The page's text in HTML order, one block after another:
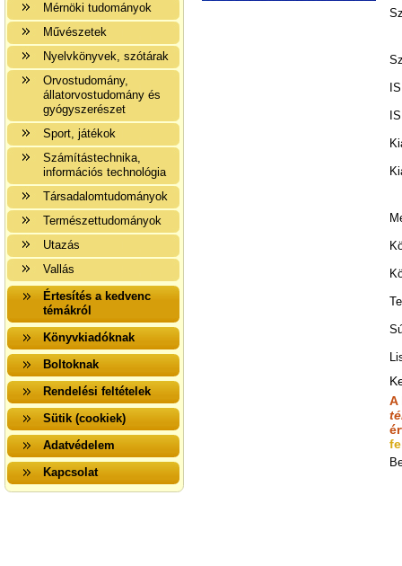
Mérnöki tudományok
Művészetek
Nyelvkönyvek, szótárak
Orvostudomány,
állatorvostudomány és
gyógyszerészet
Sport, játékok
Számítástechnika,
információs technológia
Társadalomtudományok
Természettudományok
Utazás
Vallás
Értesítés a kedvenc
témákról
Könyvkiadóknak
Boltoknak
Rendelési feltételek
Sütik (cookiek)
Adatvédelem
Kapcsolat
A